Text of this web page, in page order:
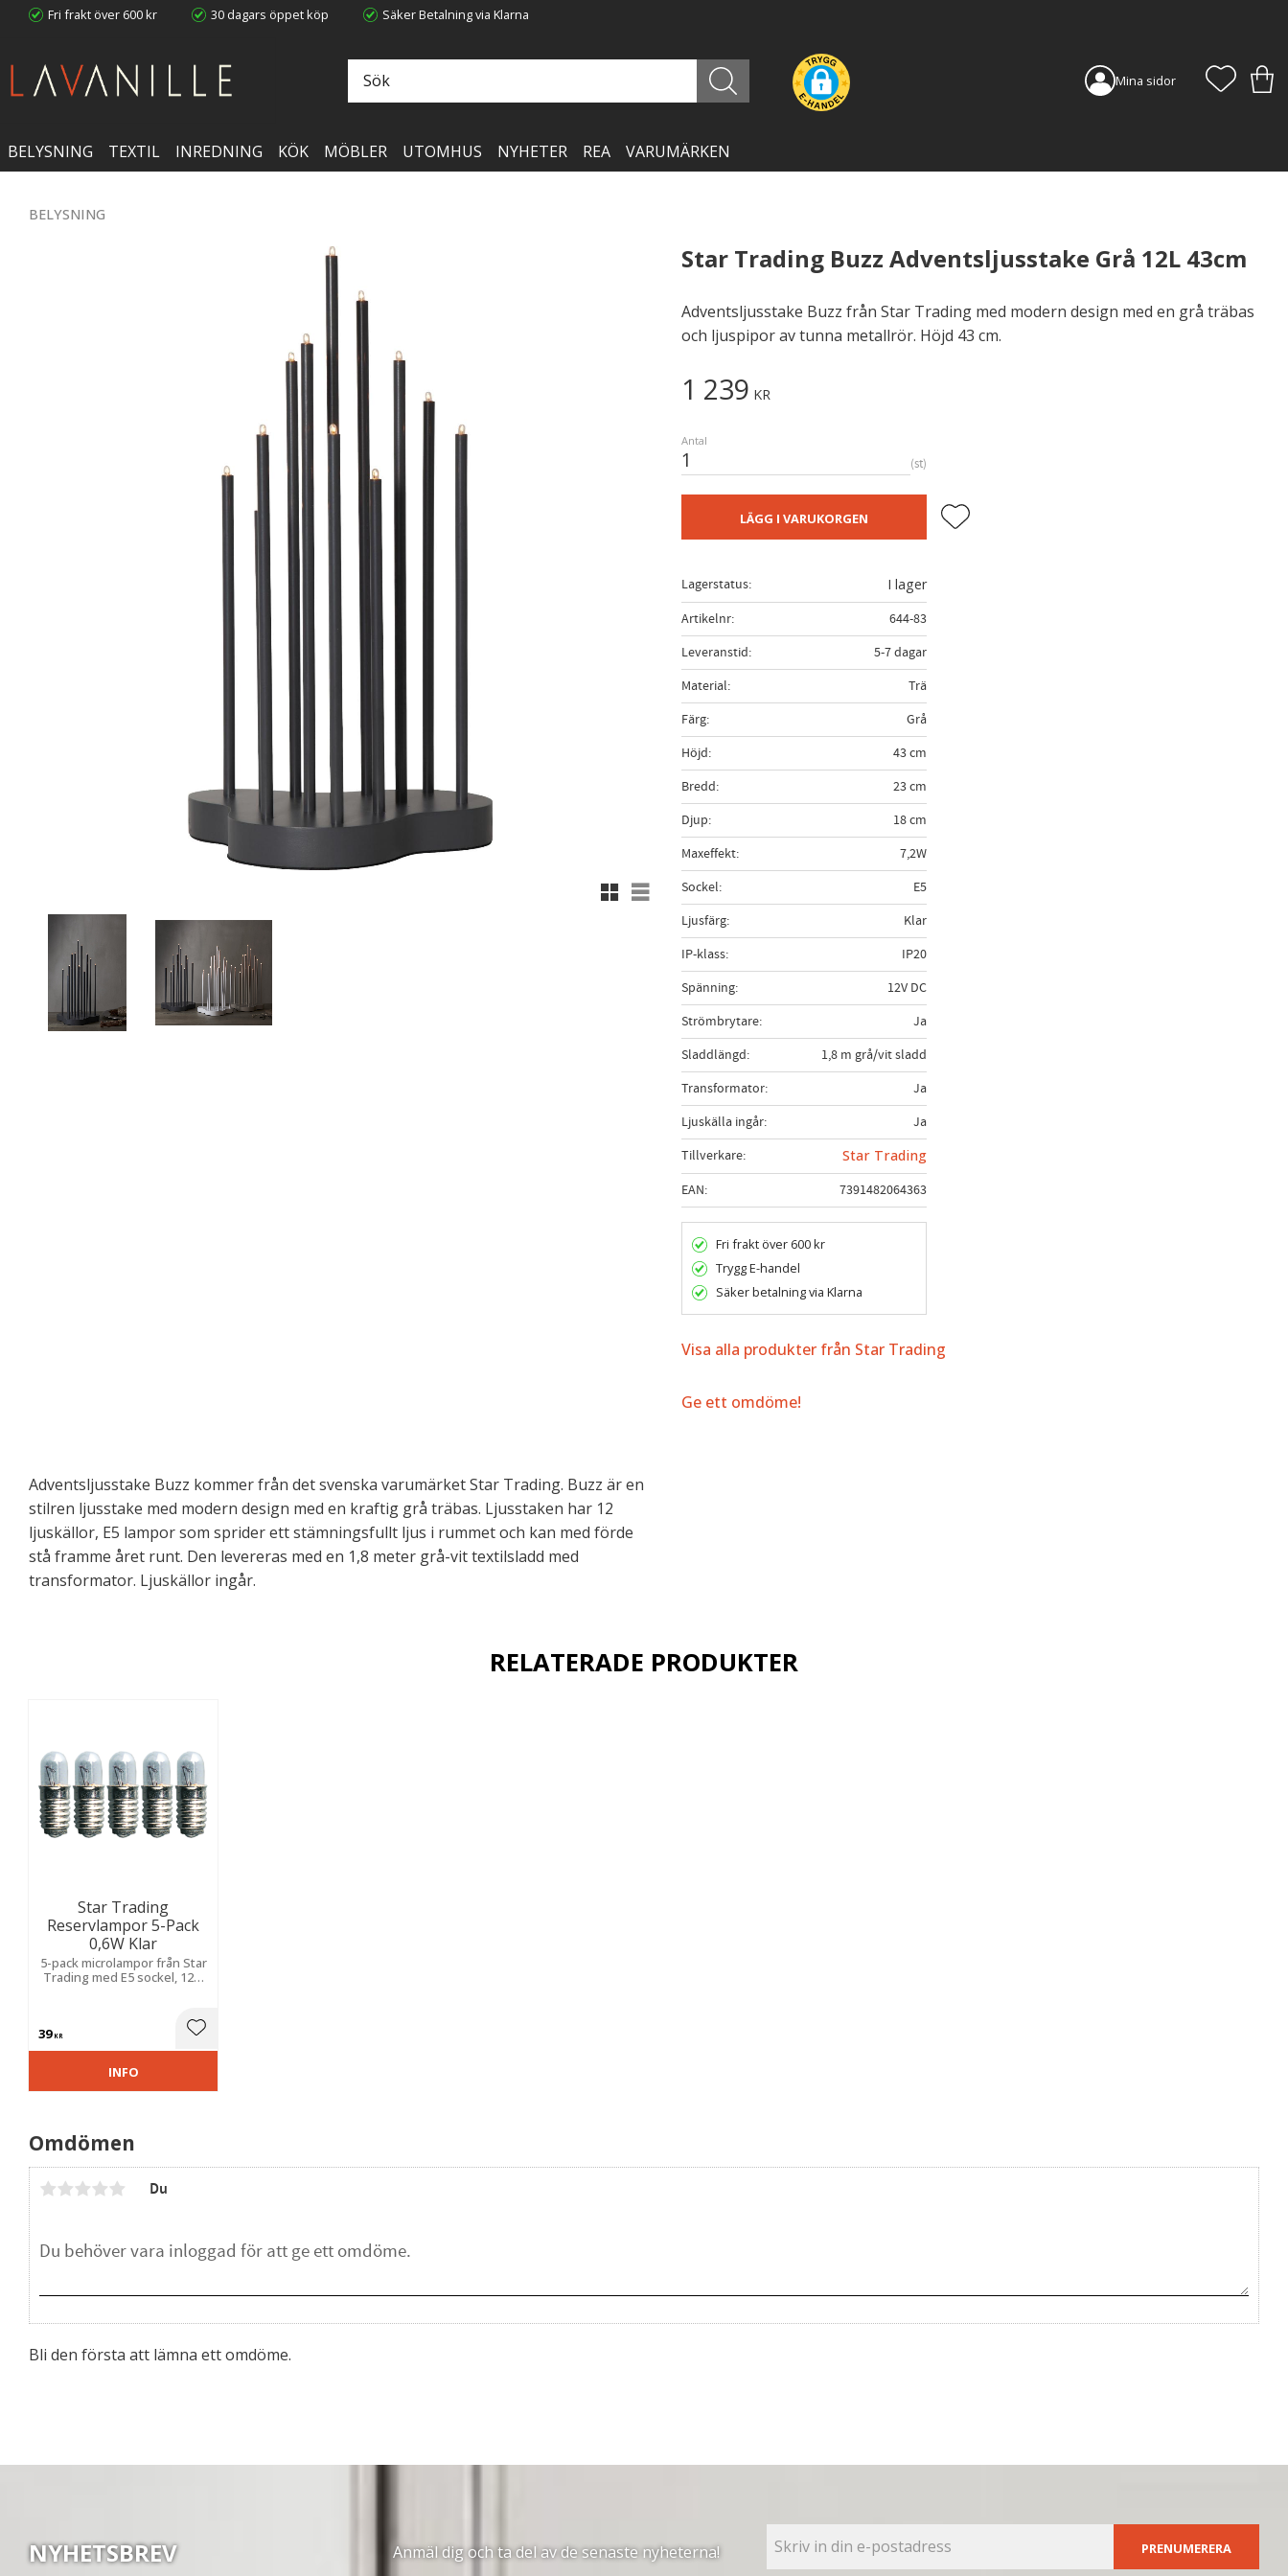
Fri frakt över 600 kr 30 dagars öppet köp Säker Betalning via Klarna
Mina sidor
BELYSNING TEXTIL INREDNING KÖK MÖBLER UTOMHUS NYHETER REA VARUMÄRKEN
BELYSNING
Star Trading Buzz Adventsljusstake Grå 12L 43cm
​Adventsljusstake Buzz från Star Trading med modern design med en grå träbas
och ljuspipor av tunna metallrör. Höjd 43 cm.
Rutnätsvy
Listvy
1 239 KR
Antal
st
LÄGG I VARUKORGEN Lägg till i favoriter
Lagerstatus
I lager
Artikelnr
644-83
Leveranstid
5-7 dagar
Material
Trä
Färg
Grå
Höjd
43 cm
Bredd
23 cm
Djup
18 cm
Maxeffekt
7,2W
Sockel
E5
Ljusfärg
Klar
IP-klass
IP20
Spänning
12V DC
Strömbrytare
Ja
Sladdlängd
1,8 m grå/vit sladd
Transformator
Ja
Ljuskälla ingår
Ja
Tillverkare
Star Trading
EAN
7391482064363
Fri frakt över 600 kr
Trygg E-handel
Säker betalning via Klarna
Visa alla produkter från Star Trading
Ge ett omdöme!
Adventsljusstake Buzz kommer från det svenska varumärket Star Trading. Buzz är en
stilren ljusstake med modern design med en kraftig grå träbas. Ljusstaken har 12
ljuskällor, E5 lampor som sprider ett stämningsfullt ljus i rummet och kan med förde
stå framme året runt. Den levereras med en 1,8 meter grå-vit textilsladd med
transformator. Ljuskällor ingår.
Omdömen
Du
Bli den första att lämna ett omdöme.
RELATERADE PRODUKTER
Star Trading
Reservlampor 5-Pack
0,6W Klar
5-pack microlampor från Star
Trading med E5 sockel, 12V.
39KR Lägg till i favoriter
INFO
NYHETSBREV Anmäl dig och ta del av de senaste nyheterna! PRENUMERERA